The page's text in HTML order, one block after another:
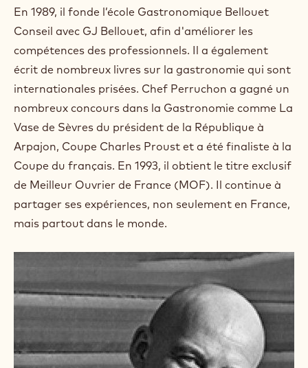
p
e
s
i
a
n
w
w
n
d
w
En 1989, il fonde l’école Gastronomique Bellouet
Conseil avec GJ Bellouet, afin d'améliorer les
compétences des professionnels. Il a également
écrit de nombreux livres sur la gastronomie qui sont
internationales prisées. Chef Perruchon a gagné un
nombreux concours dans la Gastronomie comme La
Vase de Sèvres du président de la République à
Arpajon, Coupe Charles Proust et a été finaliste à la
Coupe du français. En 1993, il obtient le titre exclusif
de Meilleur Ouvrier de France (MOF). Il continue à
partager ses expériences, non seulement en France,
mais partout dans le monde.